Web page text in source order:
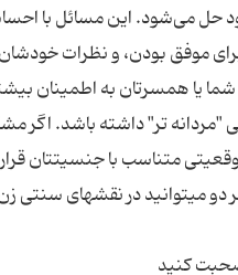
می‌شود. این مسائل با
یا همسرتان به اطمینان
تر" داشته باشد. اگر
متناسب با جنسیتتان